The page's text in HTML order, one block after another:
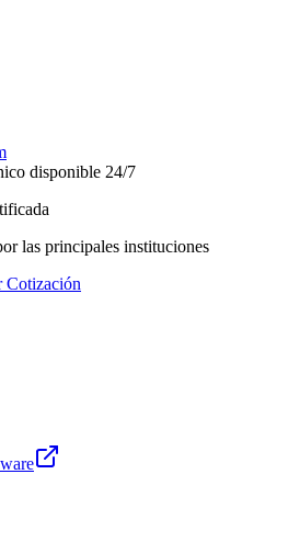
disponible 24/7
las principales instituciones
Cotización